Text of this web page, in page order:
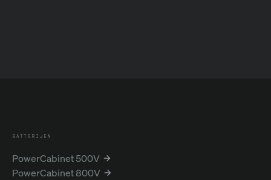
BATTERIJEN
PowerCabinet 500V
PowerCabinet 800V